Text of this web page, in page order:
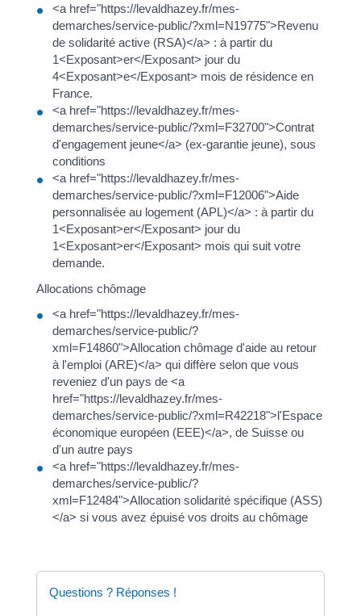
<a href="https://levaldhazey.fr/mes-
demarches/service-public/?xml=N19775">Revenu
de solidarité active (RSA)</a> : à partir du
1<Exposant>er</Exposant> jour du
4<Exposant>e</Exposant> mois de résidence en
France.
<a href="https://levaldhazey.fr/mes-
demarches/service-public/?xml=F32700">Contrat
d'engagement jeune</a> (ex-garantie jeune), sous
conditions
<a href="https://levaldhazey.fr/mes-
demarches/service-public/?xml=F12006">Aide
personnalisée au logement (APL)</a> : à partir du
1<Exposant>er</Exposant> jour du
1<Exposant>er</Exposant> mois qui suit votre
demande.
Allocations chômage
<a href="https://levaldhazey.fr/mes-
demarches/service-public/?
xml=F14860">Allocation chômage d'aide au retour
à l'emploi (ARE)</a> qui diffère selon que vous
reveniez d'un pays de <a
href="https://levaldhazey.fr/mes-
demarches/service-public/?xml=R42218">l'Espace
économique européen (EEE)</a>, de Suisse ou
d'un autre pays
<a href="https://levaldhazey.fr/mes-
demarches/service-public/?
xml=F12484">Allocation solidarité spécifique (ASS)
</a> si vous avez épuisé vos droits au chômage
Questions ? Réponses !